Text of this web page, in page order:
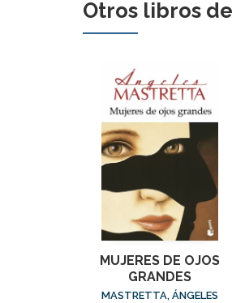
Otros libros
MUJERES DE OJOS
GRANDES
MASTRETTA, ÁNGELES